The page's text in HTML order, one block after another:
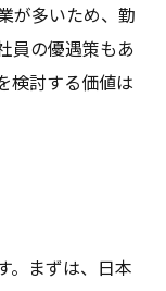
が多いため、勤
員の優遇策もあ
検討する価値は
。まずは、日本